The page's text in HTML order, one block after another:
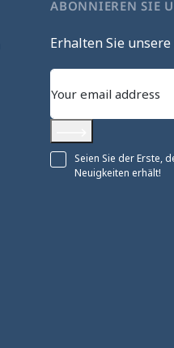
ABONNIEREN SIE
Erhalten Sie
Abonnieren
Seien Sie der Erste,
Neuigkeiten erhält!